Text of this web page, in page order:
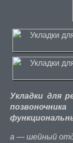
Укладки для
а — шейный